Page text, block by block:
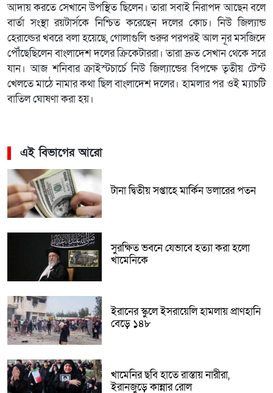
আদায় করতে সেখানে উপস্থিত ছিলেন। তারা সবাই নিরাপদ আছেন বলে
বার্তা সংস্থা রয়টার্সকে নিশ্চিত করেছেন দলের কোচ। নিউ জিল্যান্ড
হেরাল্ডের খবরে বলা হয়েছে, গোলাগুলি শুরুর পরপরই আল নূর মসজিদে
পৌঁছেছিলেন বাংলাদেশ দলের ক্রিকেটাররা। তারা দ্রুত সেখান থেকে সরে
যান। আজ শনিবার ক্রাইস্টচার্চে নিউ জিল্যান্ডের বিপক্ষে তৃতীয় টেস্ট
খেলতে মাঠে নামার কথা ছিল বাংলাদেশ দলের। হামলার পর ওই ম্যাচটি
বাতিল ঘোষণা করা হয়।
এই বিভাগের আরো
টানা দ্বিতীয় সপ্তাহে মার্কিন ডলারের পতন
সুরক্ষিত ভবনে যেভাবে হত্যা করা হলো
খামেনিকে
ইরানের স্কুলে ইসরায়েলি হামলায় প্রাণহানি
বেড়ে ১৪৮
খামেনির ছবি হাতে রাস্তায় নারীরা,
ইরানজুড়ে কান্নার রোল